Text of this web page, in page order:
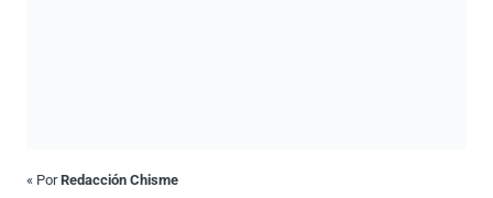
« PorRedacción Chisme